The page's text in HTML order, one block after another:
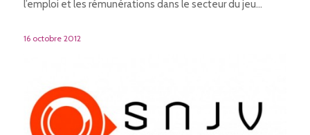
l’emploi et les rémunérations dans le secteur du jeu…
16 octobre 2012